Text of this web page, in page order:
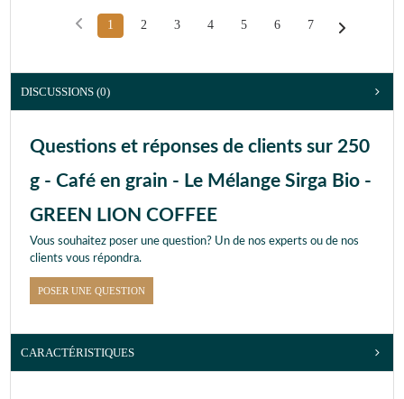
1 2 3 4 5 6 7
DISCUSSIONS (0)
Questions et réponses de clients sur 250
g - Café en grain - Le Mélange Sirga Bio -
GREEN LION COFFEE
Vous souhaitez poser une question? Un de nos experts ou de nos
clients vous répondra.
POSER UNE QUESTION
CARACTÉRISTIQUES